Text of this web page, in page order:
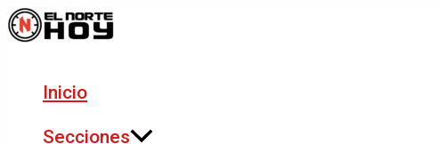
Ir
al
Inicio
Secciones
Navegación
de